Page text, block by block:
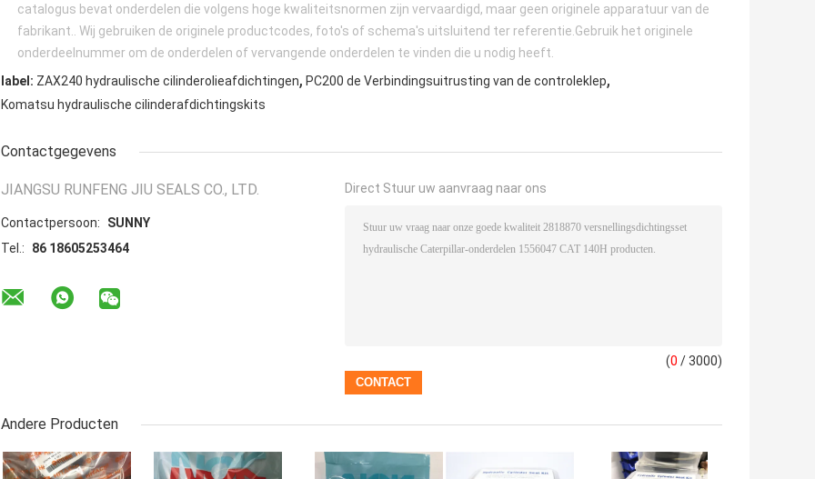
catalogus bevat onderdelen die volgens hoge kwaliteitsnormen zijn vervaardigd, maar geen originele apparatuur van de
fabrikant.. Wij gebruiken de originele productcodes, foto's of schema's uitsluitend ter referentie.Gebruik het originele
onderdeelnummer om de onderdelen of vervangende onderdelen te vinden die u nodig heeft.
label: ZAX240 hydraulische cilinderolieafdichtingen, PC200 de Verbindingsuitrusting van de controleklep,
Komatsu hydraulische cilinderafdichtingskits
Contactgegevens
JIANGSU RUNFENG JIU SEALS CO., LTD.
Contactpersoon:
SUNNY
Tel.:
86 18605253464
Direct Stuur uw aanvraag naar ons
(0 / 3000)
Andere Producten